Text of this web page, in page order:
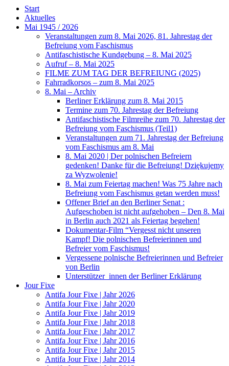
Start
Aktuelles
Mai 1945 / 2026
Veranstaltungen zum 8. Mai 2026, 81. Jahrestag der
Befreiung vom Faschismus
Antifaschistische Kundgebung – 8. Mai 2025
Aufruf – 8. Mai 2025
FILME ZUM TAG DER BEFREIUNG (2025)
Fahrradkorsos – zum 8. Mai 2025
8. Mai – Archiv
Berliner Erklärung zum 8. Mai 2015
Termine zum 70. Jahrestag der Befreiung
Antifaschistische Filmreihe zum 70. Jahrestag der
Befreiung vom Faschismus (Teil1)
Veranstaltungen zum 71. Jahrestag der Befreiung
vom Faschismus am 8. Mai
8. Mai 2020 | Der polnischen Befreiern
gedenken! Danke für die Befreiung! Dziękujemy
za Wyzwolenie!
8. Mai zum Feiertag machen! Was 75 Jahre nach
Befreiung vom Faschismus getan werden muss!
Offener Brief an den Berliner Senat :
Aufgeschoben ist nicht aufgehoben – Den 8. Mai
in Berlin auch 2021 als Feiertag begehen!
Dokumentar-Film “Vergesst nicht unseren
Kampf! Die polnischen Befreierinnen und
Befreier vom Faschismus!
Vergessene polnische Befreierinnen und Befreier
von Berlin
Unterstützer_innen der Berliner Erklärung
Jour Fixe
Antifa Jour Fixe | Jahr 2026
Antifa Jour Fixe | Jahr 2020
Antifa Jour Fixe | Jahr 2019
Antifa Jour Fixe | Jahr 2018
Antifa Jour Fixe | Jahr 2017
Antifa Jour Fixe | Jahr 2016
Antifa Jour Fixe | Jahr 2015
Antifa Jour Fixe | Jahr 2014